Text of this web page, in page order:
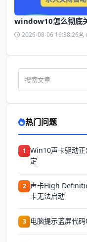
window10怎么彻底
2026-08-06 16:38:26
热门问题
1 Win10声卡驱动
定
2 声卡High
卡无法启动
3 电脑提示蓝屏代